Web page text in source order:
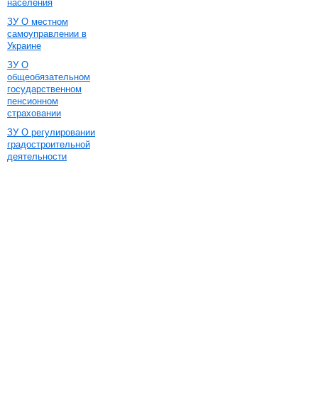
населения
ЗУ О местном
самоуправлении в
Украине
ЗУ О
общеобязательном
государственном
пенсионном
страховании
ЗУ О регулировании
градостроительной
деятельности